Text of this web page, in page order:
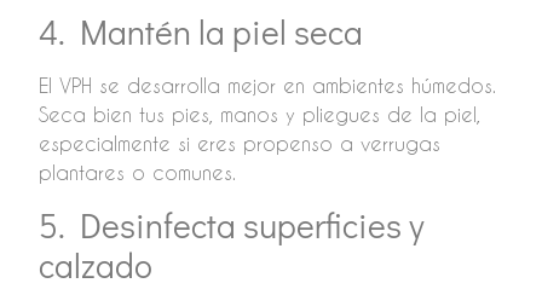
4. Mantén la piel seca
El VPH se desarrolla mejor en ambientes húmedos.
Seca bien tus pies, manos y pliegues de la piel,
especialmente si eres propenso a verrugas
plantares o comunes.
5. Desinfecta superficies y
calzado